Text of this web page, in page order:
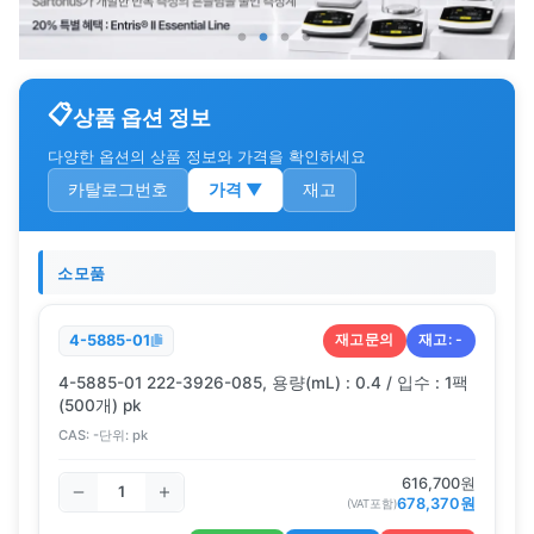
상품 옵션 정보
다양한 옵션의 상품 정보와 가격을 확인하세요
카탈로그번호 가격 ▼ 재고
소모품
4-5885-01 재고문의 재고:-
4-5885-01 222-3926-085, 용량(mL) : 0.4 / 입수 : 1팩
(500개) pk
CAS: -단위: pk
616,700원
(VAT포함)678,370원